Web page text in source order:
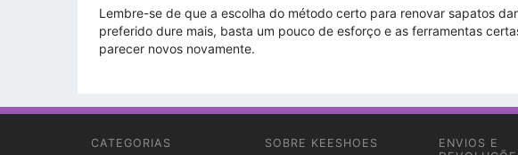
Lembre-se de que a escolha do método certo para renovar sapatos
preferido dure mais, basta um pouco de esforço e as ferramentas
parecer novos novamente.
CATEGORIAS SOBRE KEESHOES
ENVIOS E